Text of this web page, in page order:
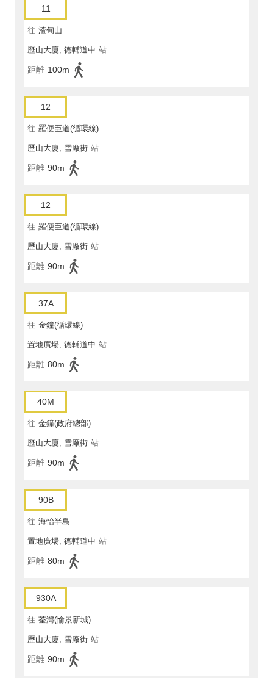
11
往 渣甸山
歷山大廈, 德輔道中 站
距離 100m
12
往 羅便臣道(循環線)
歷山大廈, 雪廠街 站
距離 90m
12
往 羅便臣道(循環線)
歷山大廈, 雪廠街 站
距離 90m
37A
往 金鐘(循環線)
置地廣場, 德輔道中 站
距離 80m
40M
往 金鐘(政府總部)
歷山大廈, 雪廠街 站
距離 90m
90B
往 海怡半島
置地廣場, 德輔道中 站
距離 80m
930A
往 荃灣(愉景新城)
歷山大廈, 雪廠街 站
距離 90m